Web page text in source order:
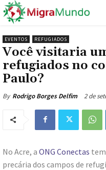
EVENTOS REFUGIADOS
Você visitaria
refugiados no
Paulo?
By Rodrigo Borges Delfim 2 de
No Acre, a ONG Conectas
precária dos campos de